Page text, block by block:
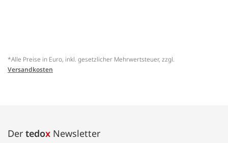
*Alle Preise in Euro, inkl. gesetzlicher Mehrwertsteuer, zzgl.
Versandkosten
Der tedox Newsletter